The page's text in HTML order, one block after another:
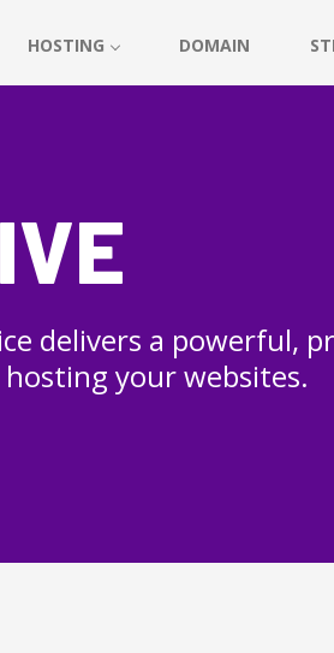
HOSTING DOMAIN
delivers a powerful,
your websites.